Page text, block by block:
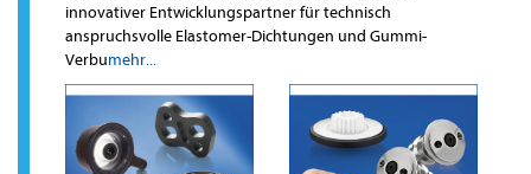
innovativer Entwicklungspartner für technisch
anspruchsvolle Elastomer-Dichtungen und Gummi-
Verbumehr...